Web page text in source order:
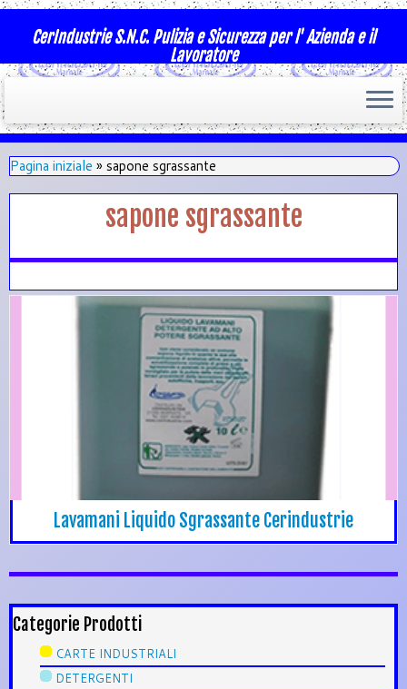
CerIndustrie S.N.C. Pulizia e Sicurezza per l' Azienda e il
Lavoratore
Pagina iniziale » sapone sgrassante
sapone sgrassante
Lavamani Liquido Sgrassante Cerindustrie
Categorie Prodotti
CARTE INDUSTRIALI
DETERGENTI